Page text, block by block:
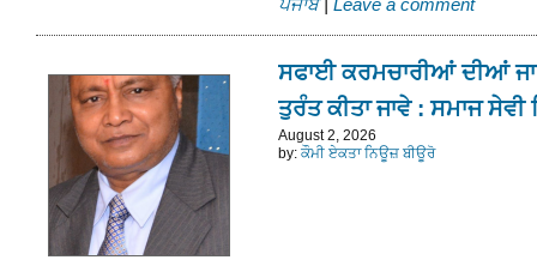
ਸਫਾਈ ਕਰਮਚਾਰੀਆਂ ਦੀਆਂ
ਤੁਰੰਤ ਕੀਤਾ ਜਾਵੇ : ਸਮਾਜ
August 2, 2026
by: ਕੌਮੀ ਏਕਤਾ ਨਿਊਜ਼ ਬੀਊਰੋ